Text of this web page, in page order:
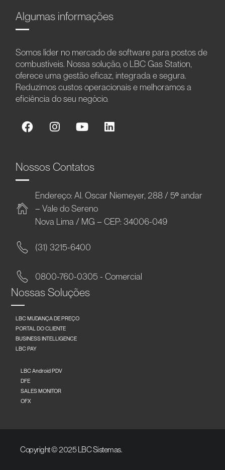
Algumas informações
Somos líder no mercado de software para postos de
combustíveis. Nossa solução, o LBC Gas Station,
oferece uma gestão eficaz, integrada e segura.
Reduzimos custos operacionais e melhoramos a
eficiência do seu negócio.
Nossos Contatos
Endereço: Al. Oscar Niemeyer, 288 / 5º andar
– Vale do Sereno
Nova Lima / MG – CEP: 34006-049
(31) 3215-6400
0800-760-0305 - Comercial
Nossas Soluções
LBC MUDANÇA DE PREÇO
PORTAL DO CLIENTE
BUSINESS INTELLIGENCE
LBC PAY
LBC Android PDV
DFE
SALES MONITOR
OFX
Copyright © 2025 LBC Sistemas.